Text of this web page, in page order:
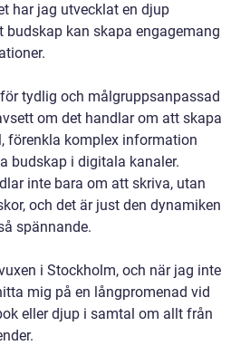
har jag utvecklat en djup
budskap kan skapa engagemang
tydlig och målgruppsanpassad
om det handlar om att skapa
förenkla komplex information
budskap i digitala kanaler.
inte bara om att skriva, utan
och det är just den dynamiken
spännande.
i Stockholm, och när jag inte
mig på en långpromenad vid
eller djup i samtal om allt från